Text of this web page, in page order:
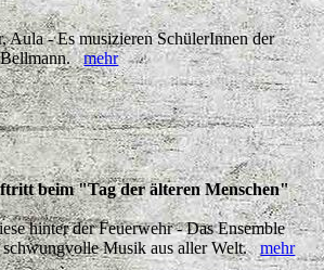
Aula - Es musizieren SchülerInnen der
Bellmann.mehr
beim "Tag der älteren Menschen"
hinter der Feuerwehr - Das Ensemble
schwungvolle Musik aus aller Welt.mehr